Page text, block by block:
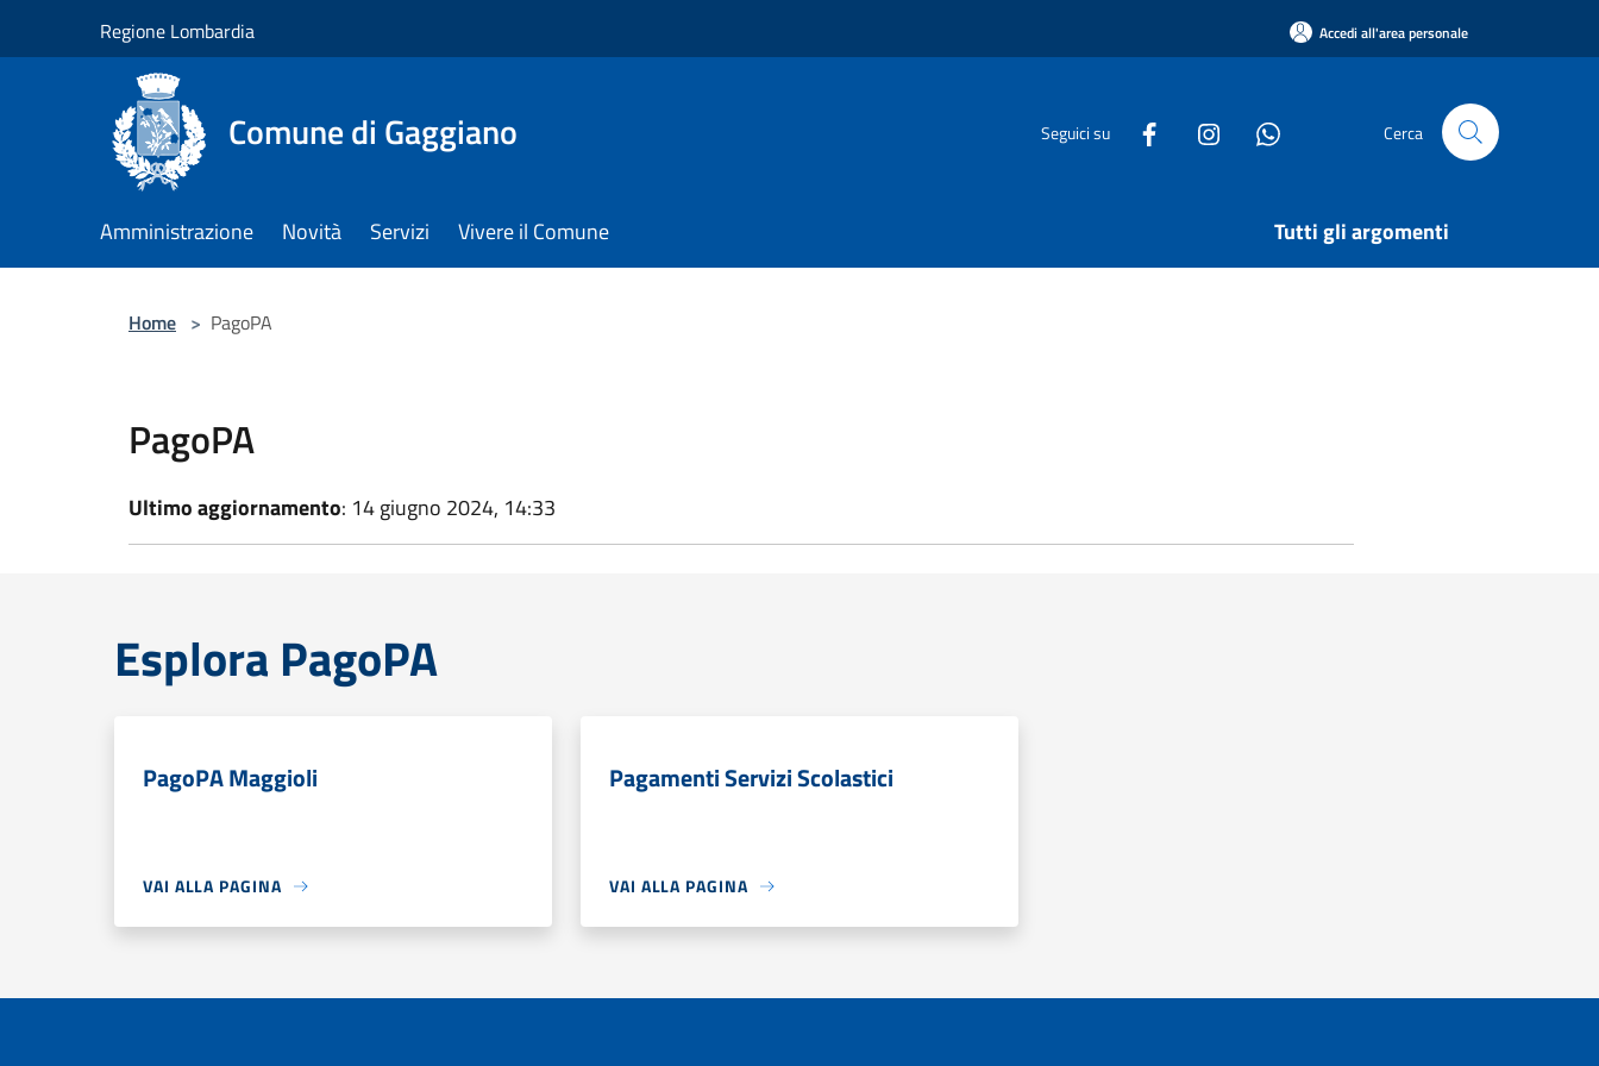
Regione Lombardia Accedi all'area personale
Comune di Gaggiano Seguici su Cerca
Amministrazione Novità Servizi Vivere il Comune Tutti gli argomenti
Home > PagoPA
PagoPA
Ultimo aggiornamento: 14 giugno 2024, 14:33
Esplora PagoPA
PagoPA Maggioli
VAI ALLA PAGINA
Pagamenti Servizi Scolastici
VAI ALLA PAGINA